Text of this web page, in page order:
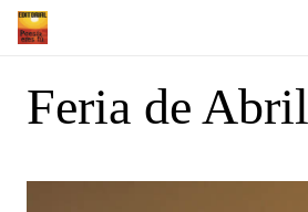
Feria de Abril